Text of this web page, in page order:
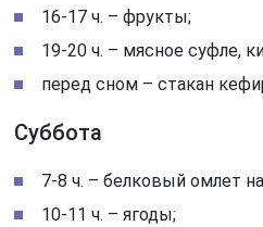
16-17 ч. – фрукты;
19-20 ч. – мясное суфле,
перед сном – стакан
Суббота
7-8 ч. – белковый омлет на
10-11 ч. – ягоды;